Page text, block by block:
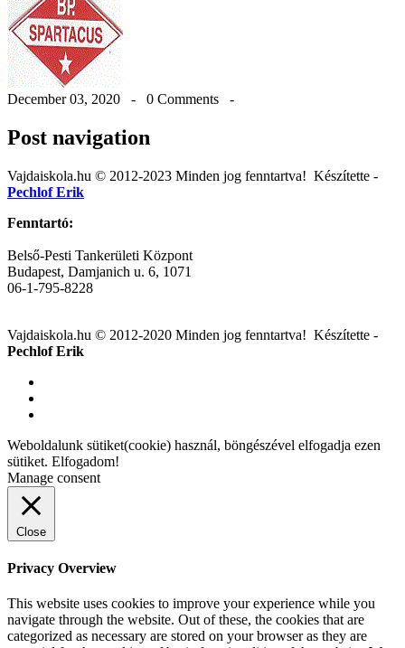
December 03, 2020 - 0 Comments -
Post navigation
Vajdaiskola.hu © 2012-2023 Minden jog fenntartva! ‎‎‏‏‎ ‎Készítette -
Pechlof Erik
Fenntartó:
Belső-Pesti Tankerületi Központ
Budapest, Damjanich u. 6, 1071
06-1-795-8228
Vajdaiskola.hu © 2012-2020 Minden jog fenntartva! ‎‎‏‏‎ ‎Készítette -
Pechlof Erik
Weboldalunk sütiket(cookie) használ, böngészével elfogadja ezen
sütiket. Elfogadom!
Manage consent
Close
Privacy Overview
This website uses cookies to improve your experience while you
navigate through the website. Out of these, the cookies that are
categorized as necessary are stored on your browser as they are